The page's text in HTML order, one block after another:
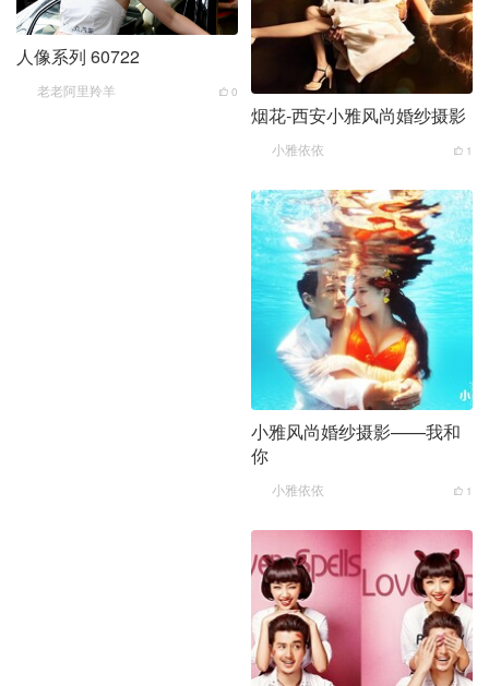
人像系列 60722
老老阿里羚羊 0
烟花-西安小雅风尚婚纱摄影
小雅依依 1
小雅风尚婚纱摄影——我和
你
小雅依依 1